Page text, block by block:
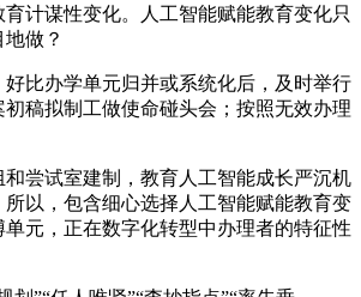
计谋性变化。人工智能赋能教育变化只
做？
办学单元归并或系统化后，及时举行
稿拟制工做使命碰头会；按照无效办理
试室建制，教育人工智能成长严沉机
以，包含细心选择人工智能赋能教育变
元，正在数字化转型中办理者的特征性